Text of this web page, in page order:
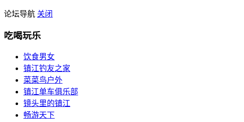
论坛导航 关闭
吃喝玩乐
饮食男女
镇江钓友之家
菜菜鸟户外
镇江单车俱乐部
镜头里的镇江
畅游天下